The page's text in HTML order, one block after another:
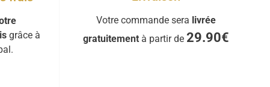
grâce à
Votre commande sera livrée
gratuitementà partir de 29.90€